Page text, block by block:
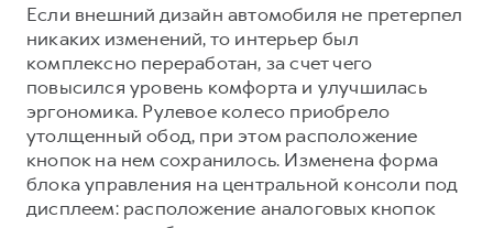
Если внешний дизайн автомобиля не претерпел
никаких изменений, то интерьер был
комплексно переработан, за счет чего
повысился уровень комфорта и улучшилась
эргономика. Рулевое колесо приобрело
утолщенный обод, при этом расположение
кнопок на нем сохранилось. Изменена форма
блока управления на центральной консоли под
дисплеем: расположение аналоговых кнопок